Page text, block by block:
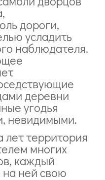
дороги,
усладить
наблюдателя.
деревни
угодья
невидимыми.
лет территория
многих
каждый
на ней свою